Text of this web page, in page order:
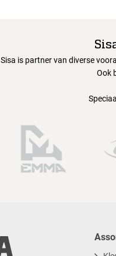
Sisa is partner van diverse
Ook